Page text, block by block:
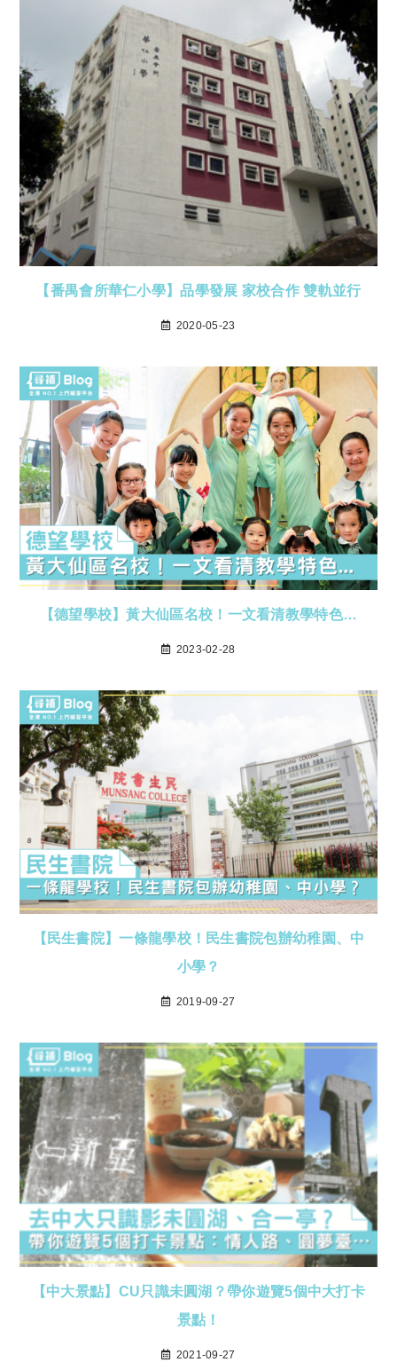
【番禺會所華仁小學】品學發展 家校合作 雙軌並行
2020-05-23
【德望學校】黃大仙區名校！一文看清教學特色…
2023-02-28
【民生書院】一條龍學校！民生書院包辦幼稚園、中
小學？
2019-09-27
【中大景點】CU只識未圓湖？帶你遊覽5個中大打卡
景點！
2021-09-27